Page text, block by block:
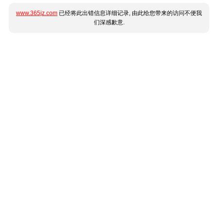
www.365jz.com 已经将此出错信息详细记录, 由此给您带来的访问不便我
们深感歉意.